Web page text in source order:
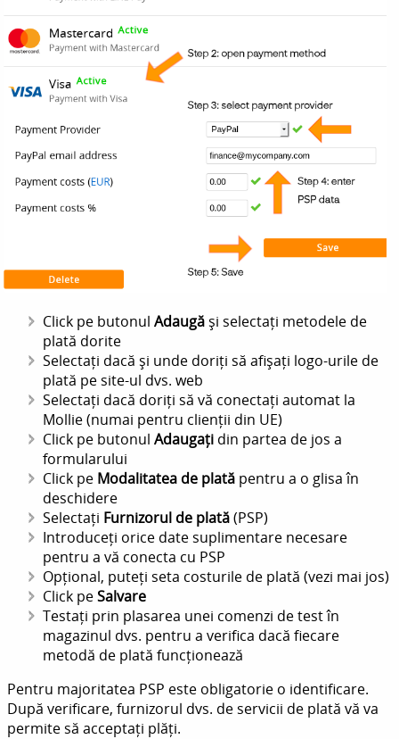
Click pe butonul Adaugăși selectați metodele de
plată dorite
Selectați dacă și unde doriți să afișați logo-urile de
plată pe site-ul dvs. web
Selectați dacă doriți să vă conectați automat la
Mollie (numai pentru clienții din UE)
Click pe butonul Adaugați din partea de jos a
formularului
Click pe Modalitatea de plată pentru a o glisa în
deschidere
Selectați Furnizorul de plată(PSP)
Introduceți orice date suplimentare necesare
pentru a vă conecta cu PSP
Opțional, puteți seta costurile de plată (vezi mai jos)
Click peSalvare
Testați prin plasarea unei comenzi de test în
magazinul dvs. pentru a verifica dacă fiecare
metodă de plată funcționează
Pentru majoritatea PSP este obligatorie o identificare.
După verificare, furnizorul dvs. de servicii de plată vă va
permite să acceptați plăți.